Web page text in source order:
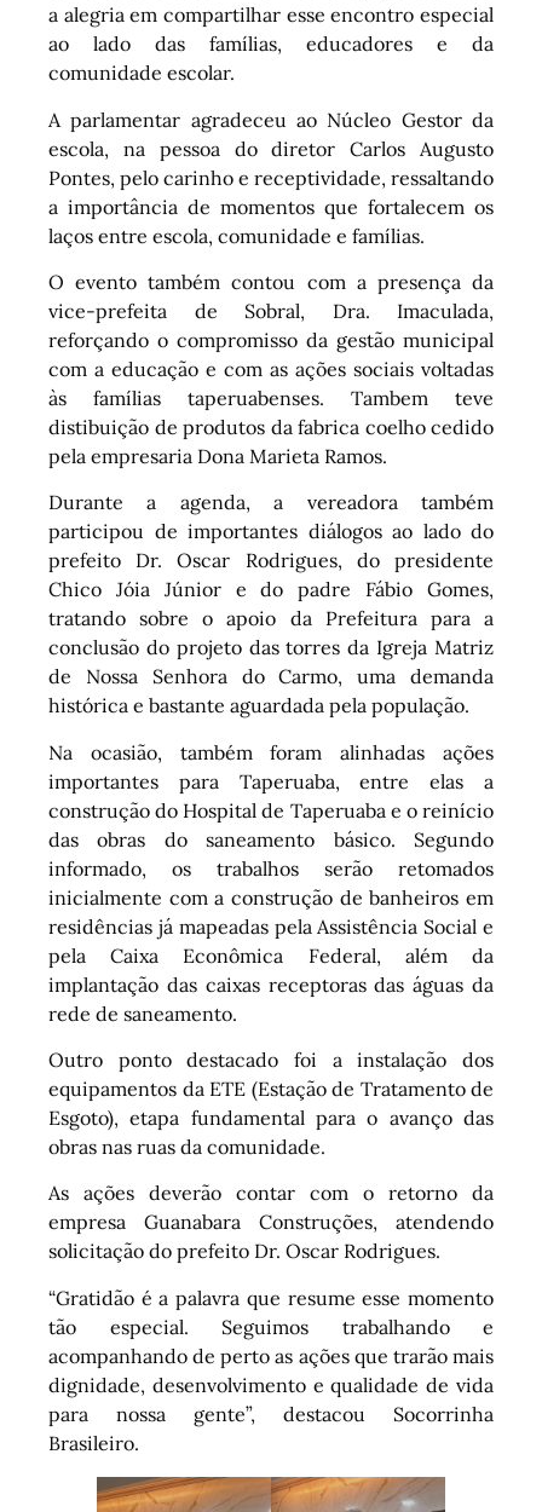
a alegria em compartilhar esse encontro especial
ao lado das famílias, educadores e da
comunidade escolar.
A parlamentar agradeceu ao Núcleo Gestor da
escola, na pessoa do diretor Carlos Augusto
Pontes, pelo carinho e receptividade, ressaltando
a importância de momentos que fortalecem os
laços entre escola, comunidade e famílias.
O evento também contou com a presença da
vice-prefeita de Sobral, Dra. Imaculada,
reforçando o compromisso da gestão municipal
com a educação e com as ações sociais voltadas
às famílias taperuabenses. Tambem teve
distibuição de produtos da fabrica coelho cedido
pela empresaria Dona Marieta Ramos.
Durante a agenda, a vereadora também
participou de importantes diálogos ao lado do
prefeito Dr. Oscar Rodrigues, do presidente
Chico Jóia Júnior e do padre Fábio Gomes,
tratando sobre o apoio da Prefeitura para a
conclusão do projeto das torres da Igreja Matriz
de Nossa Senhora do Carmo, uma demanda
histórica e bastante aguardada pela população.
Na ocasião, também foram alinhadas ações
importantes para Taperuaba, entre elas a
construção do Hospital de Taperuaba e o reinício
das obras do saneamento básico. Segundo
informado, os trabalhos serão retomados
inicialmente com a construção de banheiros em
residências já mapeadas pela Assistência Social e
pela Caixa Econômica Federal, além da
implantação das caixas receptoras das águas da
rede de saneamento.
Outro ponto destacado foi a instalação dos
equipamentos da ETE (Estação de Tratamento de
Esgoto), etapa fundamental para o avanço das
obras nas ruas da comunidade.
As ações deverão contar com o retorno da
empresa Guanabara Construções, atendendo
solicitação do prefeito Dr. Oscar Rodrigues.
“Gratidão é a palavra que resume esse momento
tão especial. Seguimos trabalhando e
acompanhando de perto as ações que trarão mais
dignidade, desenvolvimento e qualidade de vida
para nossa gente”, destacou Socorrinha
Brasileiro.